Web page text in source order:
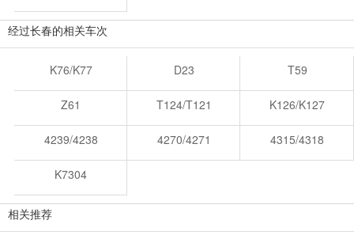
经过长春的相关车次
K76/K77 D23 T59
Z61 T124/T121 K126/K127
4239/4238 4270/4271 4315/4318
K7304
相关推荐